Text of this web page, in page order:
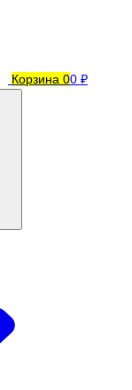
Корзина 00 ₽